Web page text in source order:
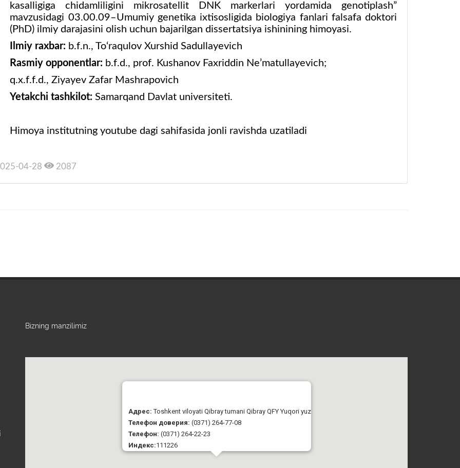
kasalligiga chidamliligini mikrosatellit DNK markerlari yordamida genotiplash”
mavzusidagi 03.00.09–Umumiy genetika ixtisosligida biologiya fanlari falsafa doktori
(PhD) ilmiy darajasini olish uchun bajarilgan dissertatsiya ishinining himoyasi.
Ilmiy raxbar: b.f.n., To‘raqulov Xurshid Sadullayevich
Rasmiy opponentlar: b.f.d., prof. Kushanov Faxriddin Ne’matullayevich;
q.x.f.f.d., Ziyayev Zafar Mashrapovich
Yetakchi tashkilot: Samarqand Davlat universiteti.
Himoya institutning youtube dagi sahifasida jonli ravishda uzatiladi
04-28 2087
Bizning manzilimiz
Адрес:Toshkent viloyati Qibray tumani Qibray QFY Yuqori yuz
Телефон доверия: (0371) 264-77-08
Телефон: (0371) 264-22-23
Индекс:111226